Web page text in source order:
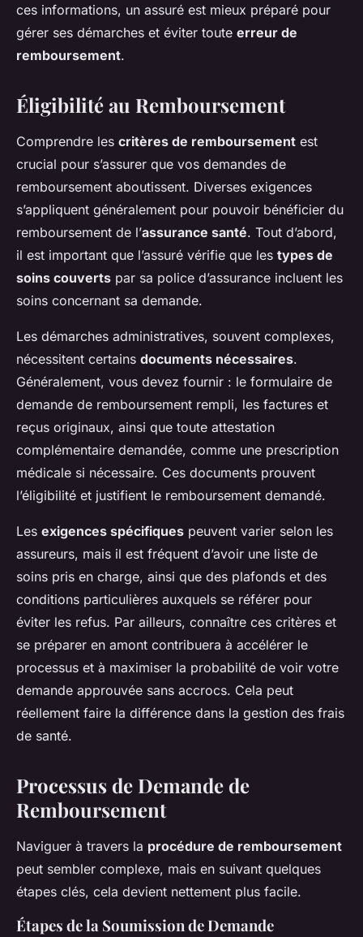
ces informations, un assuré est mieux préparé pour
gérer ses démarches et éviter toute erreur de
remboursement.
Éligibilité au Remboursement
Comprendre les critères de remboursement est
crucial pour s’assurer que vos demandes de
remboursement aboutissent. Diverses exigences
s’appliquent généralement pour pouvoir bénéficier du
remboursement de l’assurance santé. Tout d’abord,
il est important que l’assuré vérifie que les types de
soins couverts par sa police d’assurance incluent les
soins concernant sa demande.
Les démarches administratives, souvent complexes,
nécessitent certains documents nécessaires.
Généralement, vous devez fournir : le formulaire de
demande de remboursement rempli, les factures et
reçus originaux, ainsi que toute attestation
complémentaire demandée, comme une prescription
médicale si nécessaire. Ces documents prouvent
l’éligibilité et justifient le remboursement demandé.
Les exigences spécifiques peuvent varier selon les
assureurs, mais il est fréquent d’avoir une liste de
soins pris en charge, ainsi que des plafonds et des
conditions particulières auxquels se référer pour
éviter les refus. Par ailleurs, connaître ces critères et
se préparer en amont contribuera à accélérer le
processus et à maximiser la probabilité de voir votre
demande approuvée sans accrocs. Cela peut
réellement faire la différence dans la gestion des frais
de santé.
Processus de Demande de
Remboursement
Naviguer à travers la procédure de remboursement
peut sembler complexe, mais en suivant quelques
étapes clés, cela devient nettement plus facile.
Étapes de la Soumission de Demande